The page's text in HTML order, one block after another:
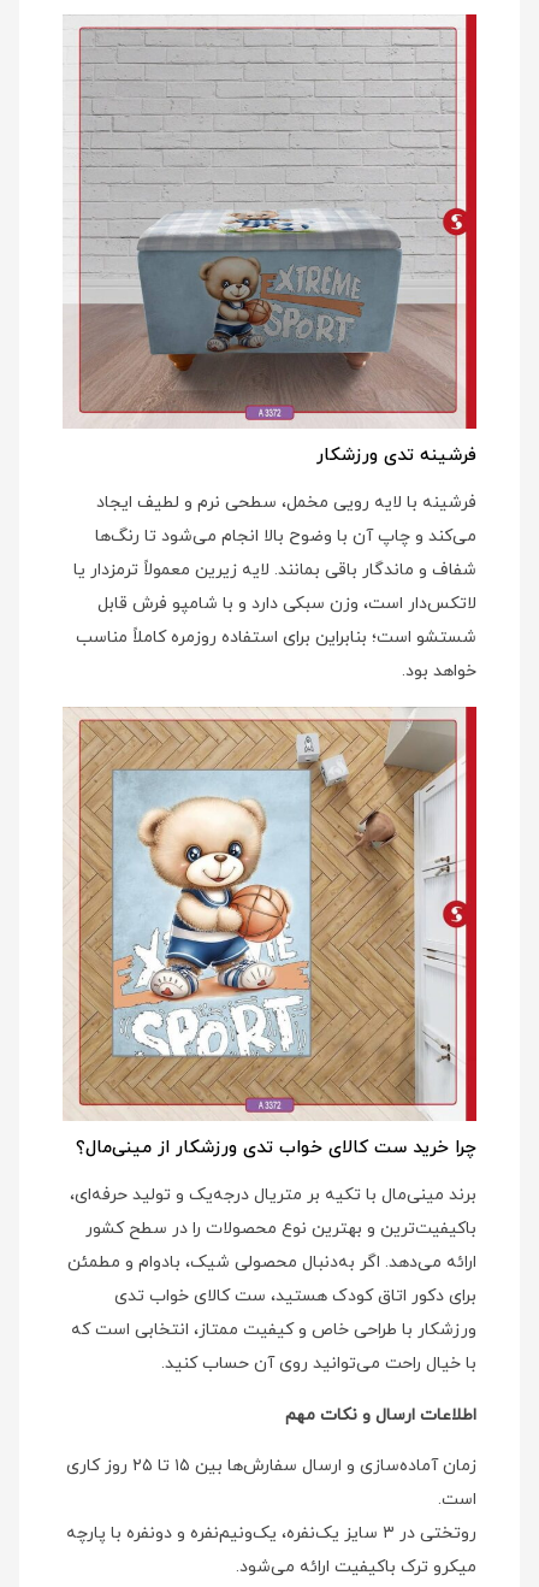
فرشینه تدی ورزشکار
فرشینه با لایه رویی مخمل، سطحی نرم و لطیف ایجاد
می‌کند و چاپ آن با وضوح بالا انجام می‌شود تا رنگ‌ها
شفاف و ماندگار باقی بمانند. لایه زیرین معمولاً ترمزدار یا
لاتکس‌دار است، وزن سبکی دارد و با شامپو فرش قابل
شستشو است؛ بنابراین برای استفاده روزمره کاملاً مناسب
خواهد بود.
چرا خرید ست کالای خواب تدی ورزشکار از مینی‌مال؟
برند مینی‌مال با تکیه بر متریال درجه‌یک و تولید حرفه‌ای،
باکیفیت‌ترین و بهترین نوع محصولات را در سطح کشور
ارائه می‌دهد. اگر به‌دنبال محصولی شیک، بادوام و مطمئن
برای دکور اتاق کودک هستید، ست کالای خواب تدی
ورزشکار با طراحی خاص و کیفیت ممتاز، انتخابی است که
با خیال راحت می‌توانید روی آن حساب کنید.
اطلاعات ارسال و نکات مهم
زمان آماده‌سازی و ارسال سفارش‌ها بین ۱۵ تا ۲۵ روز کاری
است.
روتختی در ۳ سایز یک‌نفره، یک‌ونیم‌نفره و دونفره با پارچه
میکرو ترک باکیفیت ارائه می‌شود.